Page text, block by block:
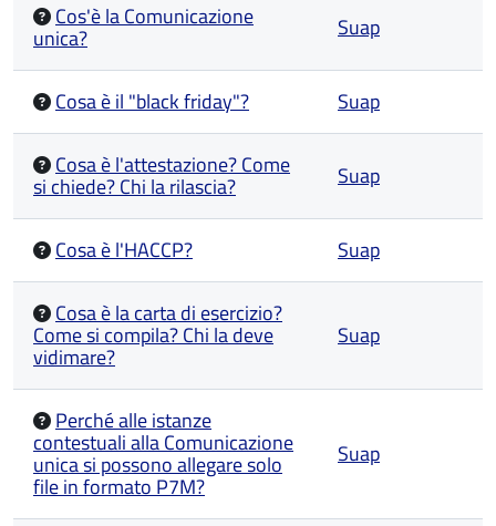
Cos'è la Comunicazione
unica? Suap
Cosa è il "black friday"? Suap
Cosa è l'attestazione? Come
si chiede? Chi la rilascia? Suap
Cosa è l'HACCP? Suap
Cosa è la carta di esercizio?
Come si compila? Chi la deve
vidimare?
Suap
Perché alle istanze
contestuali alla Comunicazione
unica si possono allegare solo
file in formato P7M?
Suap